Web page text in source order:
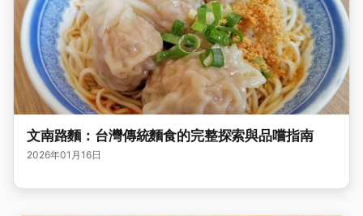
文南路麵：台灣傳統麵食的完整探索與品嚐指南
2026年01月16日